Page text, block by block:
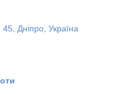
Дніпро, Україна